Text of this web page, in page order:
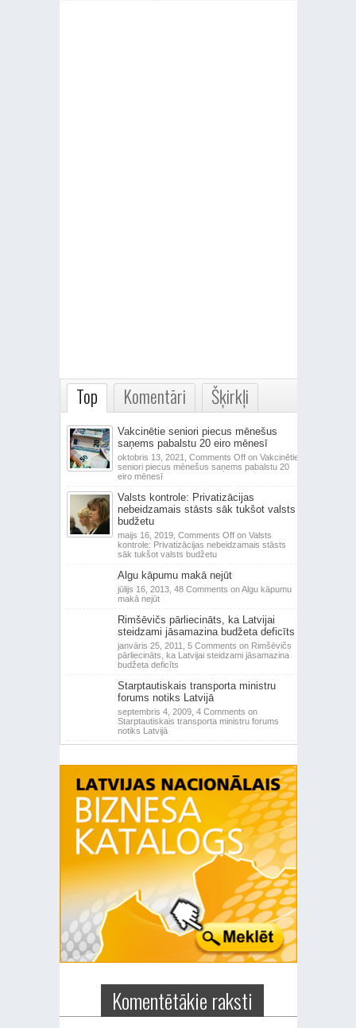
Top Komentāri Šķirkļi
Vakcinētie seniori piecus mēnešus
saņems pabalstu 20 eiro mēnesī
oktobris 13, 2021, Comments Offon Vakcinētie
seniori piecus mēnešus saņems pabalstu 20
eiro mēnesī
Valsts kontrole: Privatizācijas
nebeidzamais stāsts sāk tukšot valsts
budžetu
maijs 16, 2019, Comments Offon Valsts
kontrole: Privatizācijas nebeidzamais stāsts
sāk tukšot valsts budžetu
Algu kāpumu makā nejūt
jūlijs 16, 2013, 48 Comments on Algu kāpumu
makā nejūt
Rimšēvičs pārliecināts, ka Latvijai
steidzami jāsamazina budžeta deficīts
janvāris 25, 2011, 5 Comments on Rimšēvičs
pārliecināts, ka Latvijai steidzami jāsamazina
budžeta deficīts
Starptautiskais transporta ministru
forums notiks Latvijā
septembris 4, 2009, 4 Comments on
Starptautiskais transporta ministru forums
notiks Latvijā
Komentētākie raksti